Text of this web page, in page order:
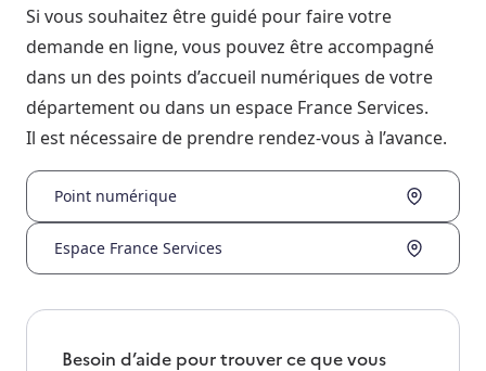
Si vous souhaitez être guidé pour faire votre
demande en ligne, vous pouvez être accompagné
dans un des points d’accueil numériques de votre
département ou dans un espace France Services.
Il est nécessaire de prendre rendez-vous à l’avance.
Point numérique
Espace France Services
Besoin d’aide pour trouver ce que vous